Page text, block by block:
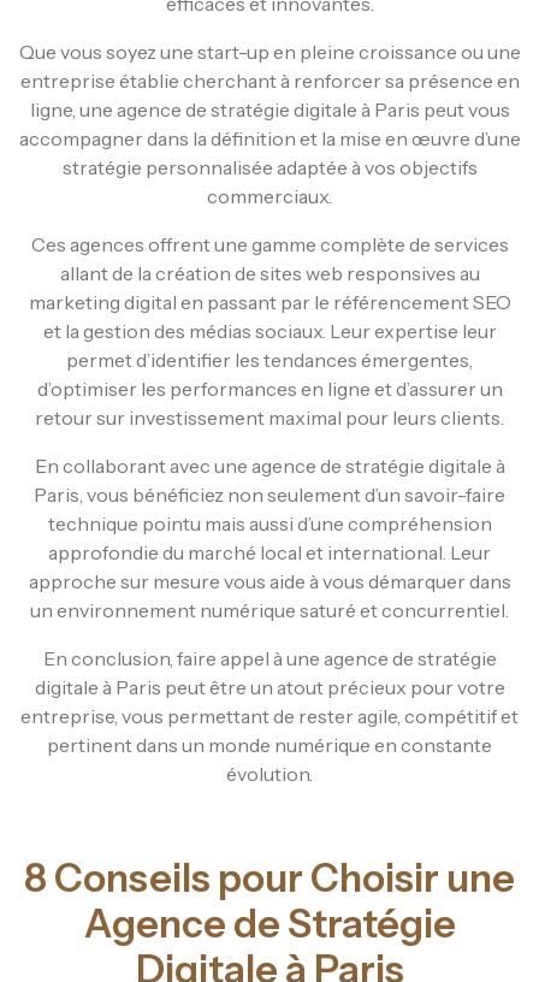
Que vous soyez une start-up en pleine croissance ou une
entreprise établie cherchant à renforcer sa présence en
ligne, une agence de stratégie digitale à Paris peut vous
accompagner dans la définition et la mise en œuvre d’une
stratégie personnalisée adaptée à vos objectifs
commerciaux.
Ces agences offrent une gamme complète de services
allant de la création de sites web responsives au
marketing digital en passant par le référencement SEO
et la gestion des médias sociaux. Leur expertise leur
permet d’identifier les tendances émergentes,
d’optimiser les performances en ligne et d’assurer un
retour sur investissement maximal pour leurs clients.
En collaborant avec une agence de stratégie digitale à
Paris, vous bénéficiez non seulement d’un savoir-faire
technique pointu mais aussi d’une compréhension
approfondie du marché local et international. Leur
approche sur mesure vous aide à vous démarquer dans
un environnement numérique saturé et concurrentiel.
En conclusion, faire appel à une agence de stratégie
digitale à Paris peut être un atout précieux pour votre
entreprise, vous permettant de rester agile, compétitif et
pertinent dans un monde numérique en constante
évolution.
8 Conseils pour Choisir une
Agence de Stratégie
Digitale à Paris